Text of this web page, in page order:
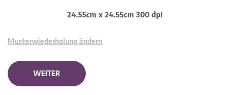
24.55cm x 24.55cm 300 dpi
Musterwiederholung ändern
WEITER